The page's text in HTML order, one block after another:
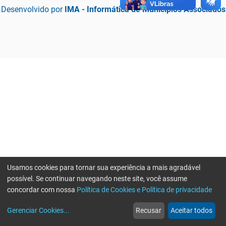
Desenvolvido por IMA - Informática de Municípios Associados
web
Notícias
more_horiz
Mais
Usamos cookies para tornar sua experiência a mais agradável
possível. Se continuar navegando neste site, você assume
concordar com nossa Política de Cookies e Política de privacidade
Gerenciar Cookies... Recusar Aceitar todos
Erro ao enviar informações, por favor tente novamente